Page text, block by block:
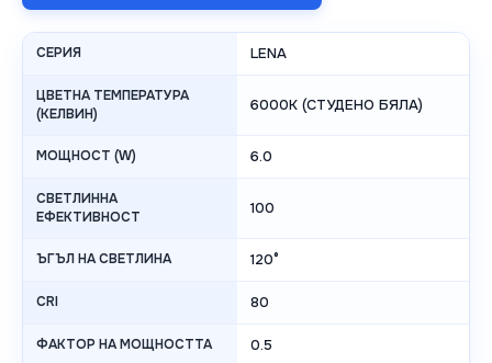
СЕРИЯ LENA
ЦВЕТНА ТЕМПЕРАТУРА
(КЕЛВИН)
6000K (СТУДЕНО БЯЛА)
МОЩНОСТ (W) 6.0
СВЕТЛИННА
ЕФЕКТИВНОСТ
100
ЪГЪЛ НА СВЕТЛИНА 120°
CRI 80
ФАКТОР НА МОЩНОСТТА 0.5